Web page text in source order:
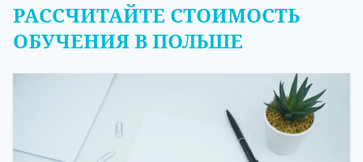
РАССЧИТАЙТЕ СТОИМОСТЬ
ОБУЧЕНИЯ В ПОЛЬШЕ